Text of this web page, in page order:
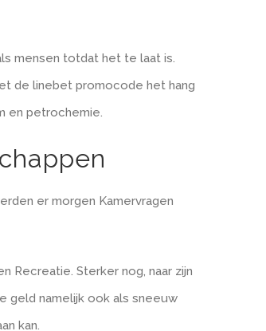
mensen totdat het te laat is.
de linebet promocode het hang
en petrochemie.
er morgen Kamervragen
Recreatie. Sterker nog, naar zijn
geld namelijk ook als sneeuw
kan.